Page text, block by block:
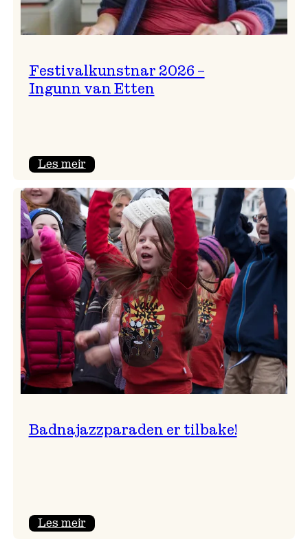
Festivalkunstnar 2026 –
Ingunn van Etten
Les meir:
2026
–
Ingunn van Etten
Badnajazzparaden er tilbake!
Les meir: